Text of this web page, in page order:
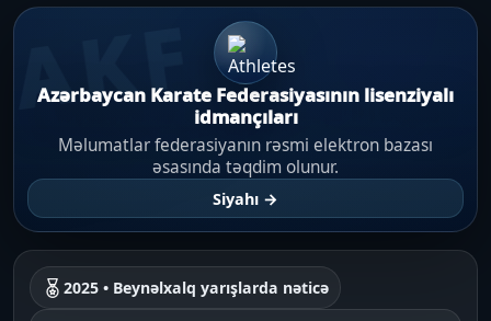
AKF
Azərbaycan Karate Federasiyasının lisenziyalı
idmançıları
Məlumatlar federasiyanın rəsmi elektron bazası
əsasında təqdim olunur.
Siyahı →
2025 • Beynəlxalq yarışlarda nəticə